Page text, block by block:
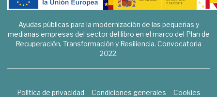
Ayudas públicas para la modernización de las pequeñas y
medianas empresas del sector del libro en el marco del Plan de
Recuperación, Transformación y Resiliencia. Convocatoria
2022.
Política de privacidad Condiciones generales
Cookies